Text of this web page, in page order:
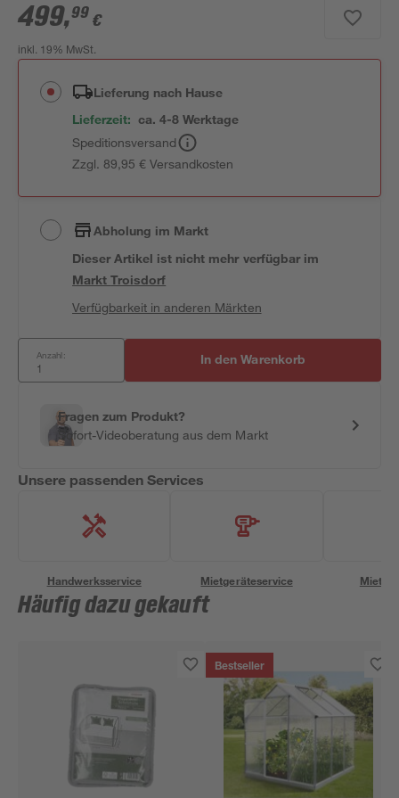
499,99 €
inkl. 19% MwSt.
Lieferung nach Hause
Lieferzeit: ca. 4-8 Werktage
Speditionsversand
Zzgl. 89,95 € Versandkosten
Abholung im Markt
Dieser Artikel ist nicht mehr verfügbar im
MarktTroisdorf
Verfügbarkeit in anderen Märkten
Anzahl: In den Warenkorb
Fragen zum Produkt?
Sofort-Videoberatung aus dem Markt
Unsere passenden Services
Handwerksservice Mietgeräteservice
Häufig dazu gekauft
Bestseller